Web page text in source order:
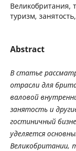
Великобритания,
туризм,
Abstract
В статье
отрасли для
валовой
занятость и
гостиничный
уделяется
Великобритании,